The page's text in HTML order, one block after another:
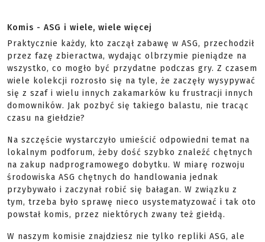
Komis - ASG i wiele, wiele więcej
Praktycznie każdy, kto zaczął zabawę w ASG, przechodził
przez fazę zbieractwa, wydając olbrzymie pieniądze na
wszystko, co mogło być przydatne podczas gry. Z czasem
wiele kolekcji rozrosło się na tyle, że zaczęły wysypywać
się z szaf i wielu innych zakamarków ku frustracji innych
domowników. Jak pozbyć się takiego balastu, nie tracąc
czasu na giełdzie?
Na szczęście wystarczyło umieścić odpowiedni temat na
lokalnym podforum, żeby dość szybko znaleźć chętnych
na zakup nadprogramowego dobytku. W miarę rozwoju
środowiska ASG chętnych do handlowania jednak
przybywało i zaczynał robić się bałagan. W związku z
tym, trzeba było sprawę nieco usystematyzować i tak oto
powstał komis, przez niektórych zwany też giełdą.
W naszym komisie znajdziesz nie tylko repliki ASG, ale